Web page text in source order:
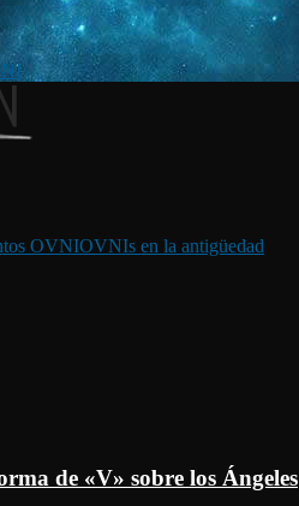
OVNIOVNIs en la antigüedad
de «V» sobre los Ángeles